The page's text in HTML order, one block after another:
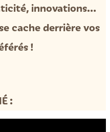
innovations…
cache derrière vos
!
: